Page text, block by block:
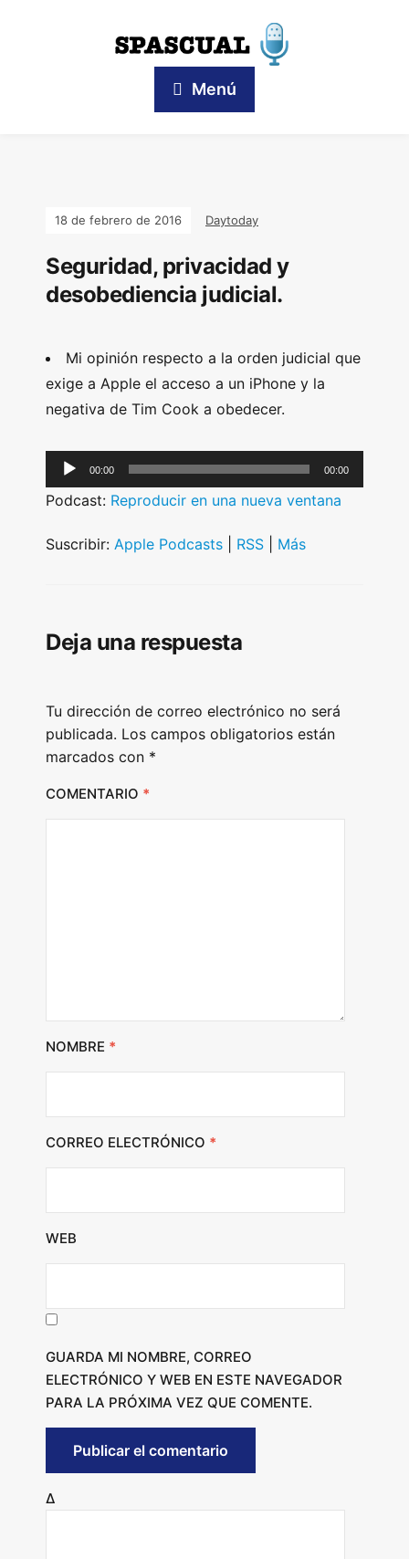
Menú
18 de febrero de 2016 Daytoday
Seguridad, privacidad y
desobediencia judicial.
Mi opinión respecto a la orden judicial que
exige a Apple el acceso a un iPhone y la
negativa de Tim Cook a obedecer.
u
i
a
r
00:00 00:00
Podcast: Reproducir en una nueva ventana
Suscribir: Apple Podcasts RSS Más
Deja una respuesta
Tu dirección de correo electrónico no será
publicada. Los campos obligatorios están
marcados con *
COMENTARIO *
NOMBRE *
CORREO ELECTRÓNICO *
WEB
GUARDA MI NOMBRE, CORREO
ELECTRÓNICO Y WEB EN ESTE NAVEGADOR
PARA LA PRÓXIMA VEZ QUE COMENTE.
Δ